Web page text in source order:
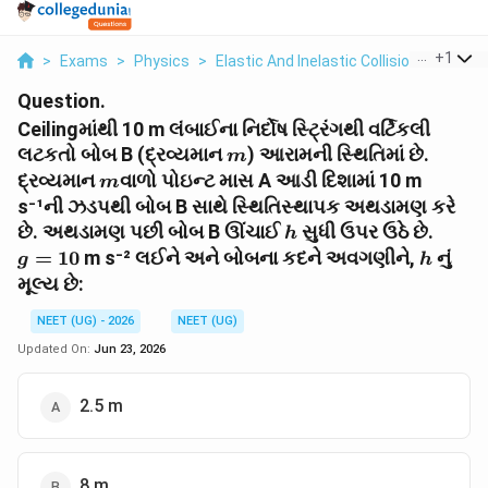
> Exams > Physics > Elastic And Inelastic Collisions >
+1
Question.
Ceilingમાંથી 10 m લંબાઈના નિર્દોષ સ્ટ્રિંગથી વર્ટિકલી
લટકતો બોબ B (દ્રવ્યમાનm
m) આરામની સ્થિતિમાં છે.
દ્રવ્યમાનm
mવાળો પોઇન્ટ માસ A આડી દિશામાં 10 m
s⁻¹ની ઝડપથી બોબ B સાથે સ્થિતિસ્થાપક અથડામણ કરે
છે. અથડામણ પછી બોબ B ઊંચાઈh
h સુધી ઉપર ઉઠે છે.
=
10
g = 10m s⁻² લઈને અને બોબના કદને અવગણીને, h
hનું
મૂલ્ય છે:
NEET (UG) - 2026
NEET (UG)
Updated On: Jun 23, 2026
2.5 m